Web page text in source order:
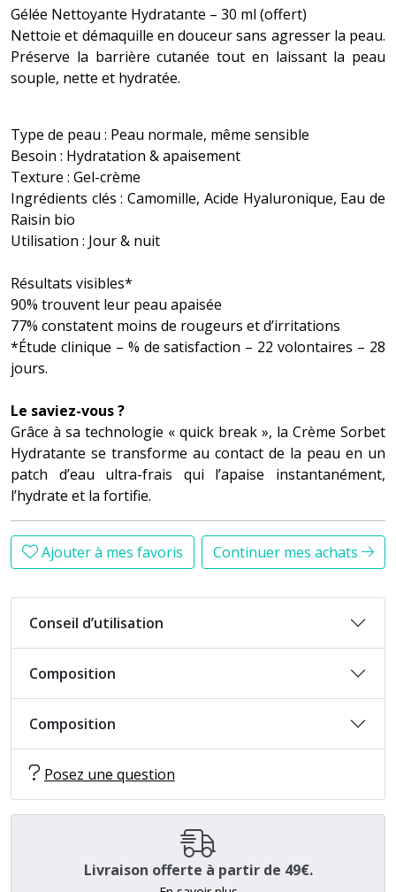
Gélée Nettoyante Hydratante – 30 ml (offert)
Nettoie et démaquille en douceur sans agresser la peau.
Préserve la barrière cutanée tout en laissant la peau
souple, nette et hydratée.
Type de peau : Peau normale, même sensible
Besoin : Hydratation & apaisement
Texture : Gel-crème
Ingrédients clés : Camomille, Acide Hyaluronique, Eau de
Raisin bio
Utilisation : Jour & nuit
Résultats visibles*
90% trouvent leur peau apaisée
77% constatent moins de rougeurs et d’irritations
*Étude clinique – % de satisfaction – 22 volontaires – 28
jours.
Le saviez-vous ?
Grâce à sa technologie « quick break », la Crème Sorbet
Hydratante se transforme au contact de la peau en un
patch d’eau ultra-frais qui l’apaise instantanément,
l’hydrate et la fortifie.
Ajouter à mes favoris Continuer mes achats
Conseil d’utilisation
Composition
Composition
Posez une question
Livraison offerte à partir de 49€.